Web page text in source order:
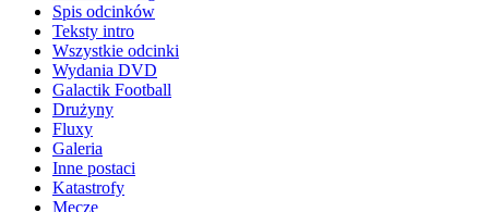
Spis odcinków
Teksty intro
Wszystkie odcinki
Wydania DVD
Galactik Football
Drużyny
Fluxy
Galeria
Inne postaci
Katastrofy
Mecze